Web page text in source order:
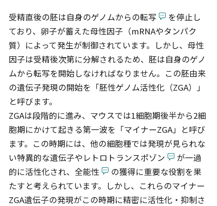
受精直後の胚は自身のゲノムからの転写
を停止し
ており、卵子が蓄えた母性因子（mRNAやタンパク
質）によって発生が制御されています。しかし、母性
因子は受精後次第に分解されるため、胚は自身のゲノ
ムから転写を開始しなければなりません。この胚由来
の遺伝子発現の開始を「胚性ゲノム活性化（ZGA）」
と呼びます。
ZGAは段階的に進み、マウスでは1細胞期後半から2細
胞期にかけて起きる第一波を「マイナーZGA」と呼び
ます。この時期には、他の細胞種では発現が見られな
い特異的な遺伝子やレトロトランスポゾン
が一過
的に活性化され、全能性
の獲得に重要な役割を果
たすと考えられています。しかし、これらのマイナー
ZGA遺伝子の発現がこの時期に精密に活性化・抑制さ